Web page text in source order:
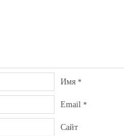
Имя *
Email *
Сайт